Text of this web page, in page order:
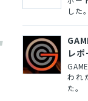
した。
レポ
われ
た。